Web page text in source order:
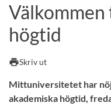
högtid
printSkriv ut
Mittuniversitetet har
akademiska högtid,